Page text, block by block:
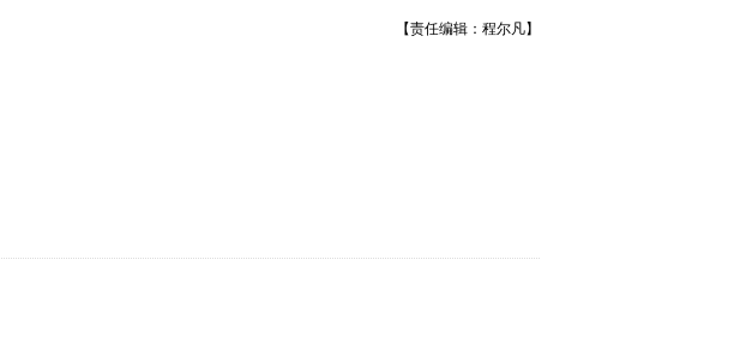
【责任编辑：程尔凡】